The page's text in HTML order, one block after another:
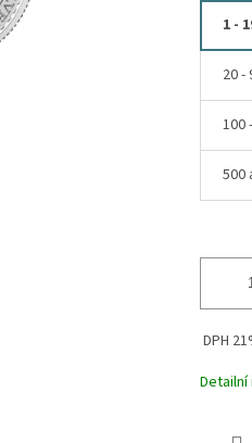
1 -
20 -
100
500
DPH